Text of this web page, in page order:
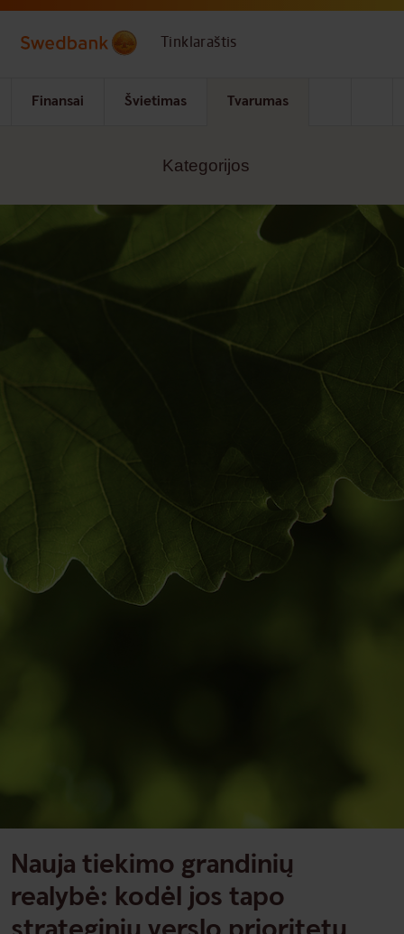
Skip to main content
Tinklaraštis
Finansai Švietimas Tvarumas
Kategorijos
Nauja tiekimo grandinių
realybė: kodėl jos tapo